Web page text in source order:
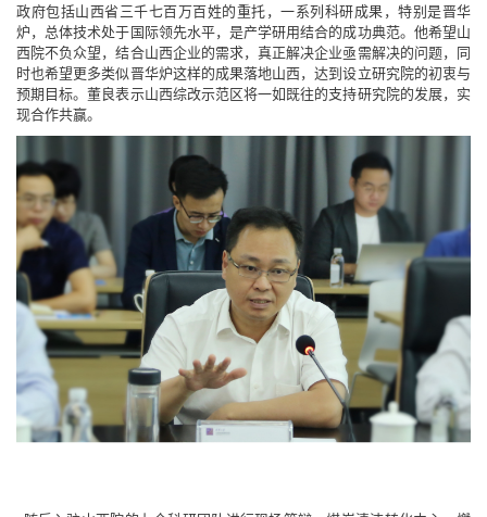
政府包括山西省三千七百万百姓的重托，一系列科研成果，特别是晋华
炉，总体技术处于国际领先水平，是产学研用结合的成功典范。他希望山
西院不负众望，结合山西企业的需求，真正解决企业亟需解决的问题，同
时也希望更多类似晋华炉这样的成果落地山西，达到设立研究院的初衷与
预期目标。董良表示山西综改示范区将一如既往的支持研究院的发展，实
现合作共赢。